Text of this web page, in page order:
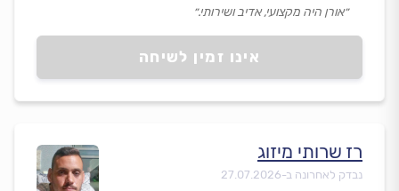
אינו זמין לשיחה
״אורן היה מקצועי, אדיב ושירותי.״
רז שרותי מיזוג
נבדק לאחרונה ב-27.07.2026